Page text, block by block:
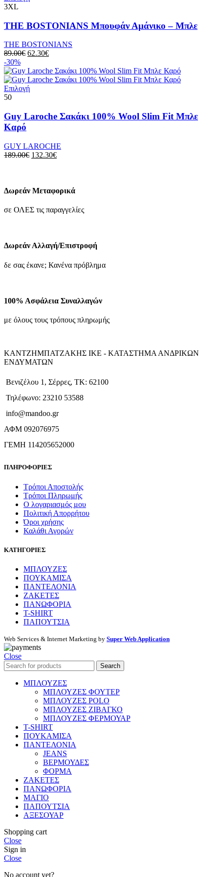
έχει
πολλαπλές
παραλλαγές.
Οι
επιλογές
μπορούν
να
επιλεγούν
στη
προϊόντος
3XL
THE BOSTONIANS Μπουφάν Αμάνικο – Μπλε
THE BOSTONIANS
89.00€ Original
was:
89.00€.
62.30€Η
τιμή
είναι:
-30%
ΕπιλογήΑυτό
έχει
πολλαπλές
επιλογές
μπορούν
σελίδα
προϊόντος
50
Guy Laroche Σακάκι 100% Wool Slim Fit Μπλε
Καρό
GUY LAROCHE
189.00€ Original
132.30€Η
132.30€.
Δωρεάν Μεταφορικά
σε ΟΛΕΣ τις παραγγελίες
Δωρεάν Αλλαγή/Επιστροφή
δε σας έκανε; Κανένα πρόβλημα
100% Ασφάλεια Συναλλαγών
με όλους τους τρόπους πληρωμής
ΚΑΝΤΖΗΜΠΑΤΖΑΚΗΣ ΙΚΕ - ΚΑΤΑΣΤΗΜΑ ΑΝΔΡΙΚΩΝ
ΕΝΔΥΜΑΤΩΝ
Βενιζέλου 1, Σέρρες, ΤΚ: 62100
Τηλέφωνο: 23210 53588
info@mandoo.gr
ΑΦΜ 092076975
ΓΕΜΗ 114205652000
ΠΛΗΡΟΦΟΡΙΕΣ
Τρόποι Αποστολής
Τρόποι Πληρωμής
Ο λογαριασμός μου
Πολιτική Απορρήτου
Όροι χρήσης
Καλάθι Αγορών
ΚΑΤΗΓΟΡΙΕΣ
ΜΠΛΟΥΖΕΣ
ΠΟΥΚΑΜΙΣΑ
ΠΑΝΤΕΛΟΝΙΑ
ΖΑΚΕΤΕΣ
ΠΑΝΩΦΟΡΙΑ
T-SHIRT
ΠΑΠΟΥΤΣΙΑ
Web Services & Internet Marketing by Super Web Application
Close
Search
ΜΠΛΟΥΖΕΣ
ΜΠΛΟΥΖΕΣ ΦΟΥΤΕΡ
ΜΠΛΟΥΖΕΣ POLO
ΜΠΛΟΥΖΕΣ ΖΙΒΑΓΚΟ
ΜΠΛΟΥΖΕΣ ΦΕΡΜΟΥΑΡ
T-SHIRT
ΠΟΥΚΑΜΙΣΑ
ΠΑΝΤΕΛΟΝΙΑ
JEANS
ΒΕΡΜΟΥΔΕΣ
ΦΟΡΜΑ
ΖΑΚΕΤΕΣ
ΠΑΝΩΦΟΡΙΑ
ΜΑΓΙΟ
ΠΑΠΟΥΤΣΙΑ
ΑΞΕΣΟΥΑΡ
Shopping cart
Close
Sign in
Close
No account yet?